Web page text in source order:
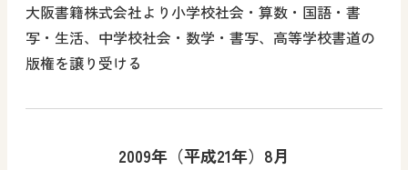
大阪書籍株式会社より小学校社会・算数・国語・書
写・生活、中学校社会・数学・書写、高等学校書道の
版権を譲り受ける
2009年（平成21年）8月